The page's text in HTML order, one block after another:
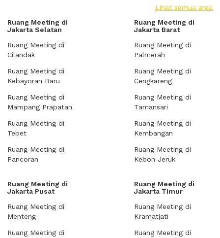
Lihat semua area
Ruang Meeting di
Jakarta Selatan
Ruang Meeting di
Cilandak
Ruang Meeting di
Kebayoran Baru
Ruang Meeting di
Mampang Prapatan
Ruang Meeting di
Tebet
Ruang Meeting di
Pancoran
Ruang Meeting di
Jakarta Barat
Ruang Meeting di
Palmerah
Ruang Meeting di
Cengkareng
Ruang Meeting di
Tamansari
Ruang Meeting di
Kembangan
Ruang Meeting di
Kebon Jeruk
Ruang Meeting di
Jakarta Pusat
Ruang Meeting di
Menteng
Ruang Meeting di
Ruang Meeting di
Jakarta Timur
Ruang Meeting di
Kramatjati
Ruang Meeting di